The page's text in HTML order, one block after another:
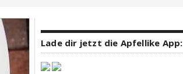
Lade dir jetzt die Apfellike App: